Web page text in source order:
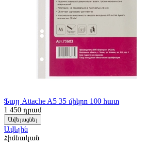
Ֆայլ Attache A5 35 միկրո 100 հատ
1 450 դրամ
Ավելացնել
Ավելին
Հիմնական